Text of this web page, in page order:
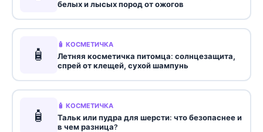
белых и лысых пород от ожогов
🧴
🧴 КОСМЕТИЧКА
Летняя косметичка питомца: солнцезащита,
спрей от клещей, сухой шампунь
🧴
🧴 КОСМЕТИЧКА
Тальк или пудра для шерсти: что безопаснее и
в чем разница?